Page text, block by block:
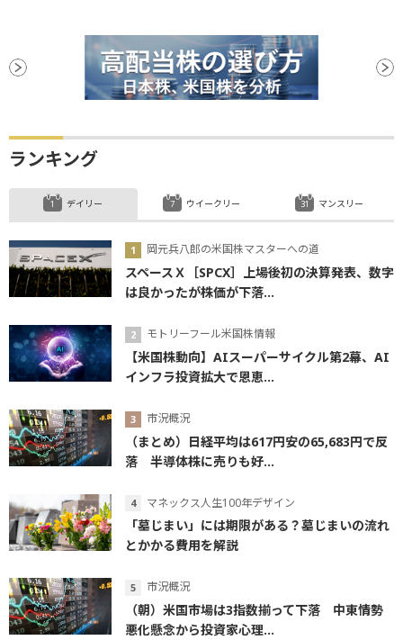
ランキング
デイリー
岡元兵八郎の米国株マスターへの道
スペースＸ［SPCX］上場後初の決算発表、数字
は良かったが株価が下落...
モトリーフール米国株情報
【米国株動向】AIスーパーサイクル第2幕、AI
インフラ投資拡大で恩恵...
市況概況
（まとめ）日経平均は617円安の65,683円で反
落 半導体株に売りも好...
マネックス人生100年デザイン
「墓じまい」には期限がある？墓じまいの流れ
とかかる費用を解説
市況概況
（朝）米国市場は3指数揃って下落 中東情勢
悪化懸念から投資家心理...
ウイークリー マンスリー